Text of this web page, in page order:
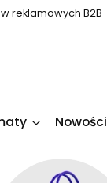
reklamowych B2B
Nowości